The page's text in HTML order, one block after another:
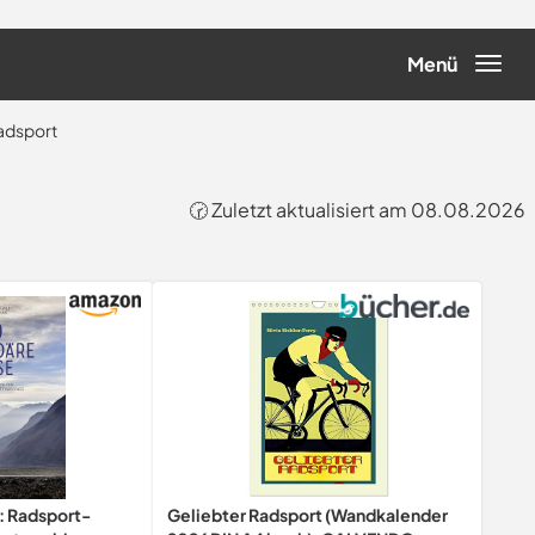
Menü
🕝 Zuletzt aktualisiert am 08.08.2026
Radsport-
Geliebter Radsport (Wandkalender